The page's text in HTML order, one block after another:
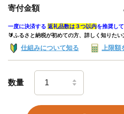
寄付金額
一度に決済する 返礼品数は３つ以内を推奨し
🔰ふるさと納税が初めての方、詳しく知りたい
仕組みについて知る 上限
数量